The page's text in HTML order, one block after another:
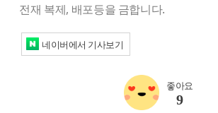
전재 복제, 배포등을 금합니다.
네이버에서 기사보기
좋아요
9